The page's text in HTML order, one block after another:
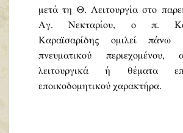
μετά τη Θ. Λειτουργία στο
Αγ. Νεκταρίου, ο π.
Καραϊσαρίδης ομιλεί πάνω
πνευματικού περιεχομένου,
λειτουργικά ή θέματα
εποικοδομητικού χαρακτήρα.